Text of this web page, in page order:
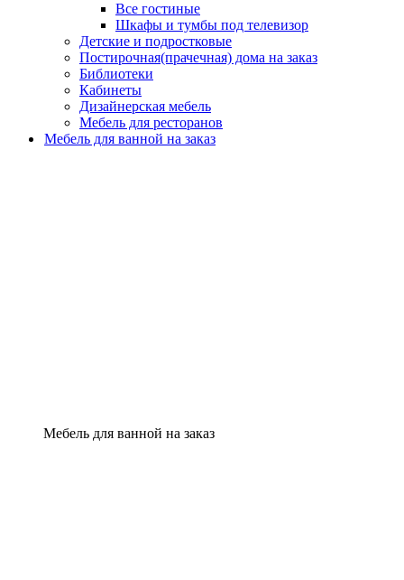
Все гостиные
Шкафы и тумбы под телевизор
Детские и подростковые
Постирочная(прачечная) дома на заказ
Библиотеки
Кабинеты
Дизайнерская мебель
Мебель для ресторанов
Мебель для ванной на заказ
Мебель для ванной на заказ